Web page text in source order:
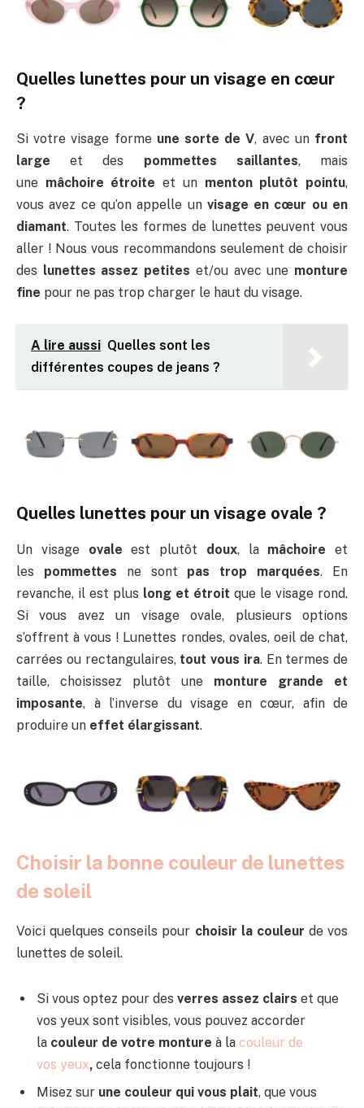
Quelles lunettes pour un visage en cœur
?
Si votre visage forme une sorte de V, avec un front
large et des pommettes saillantes, mais
une mâchoire étroite et un menton plutôt pointu,
vous avez ce qu’on appelle un visage en cœur ou en
diamant. Toutes les formes de lunettes peuvent vous
aller ! Nous vous recommandons seulement de choisir
des lunettes assez petites et/ou avec une monture
fine pour ne pas trop charger le haut du visage.
A lire aussi Quelles sont les
différentes coupes de jeans ?
Quelles lunettes pour un visage ovale ?
Un visage ovale est plutôt doux, la mâchoire et
les pommettes ne sont pas trop marquées. En
revanche, il est plus long et étroit que le visage rond.
Si vous avez un visage ovale, plusieurs options
s’offrent à vous ! Lunettes rondes, ovales, oeil de chat,
carrées ou rectangulaires, tout vous ira. En termes de
taille, choisissez plutôt une monture grande et
imposante, à l’inverse du visage en cœur, afin de
produire un effet élargissant.
Choisir la bonne couleur de lunettes
de soleil
Voici quelques conseils pour choisir la couleur de vos
lunettes de soleil.
Si vous optez pour des verres assez clairs et que
vos yeux sont visibles, vous pouvez accorder
la couleur de votre monture à la couleur de
vos yeux, cela fonctionne toujours !
Misez sur une couleur qui vous plait, que vous